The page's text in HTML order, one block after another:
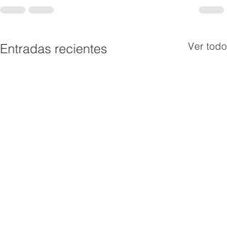
Entradas recientes Ver todo